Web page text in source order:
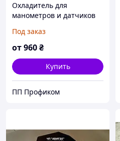
Охладитель для
манометров и датчиков
Под заказ
от960₴
Купить
ПП Профиком